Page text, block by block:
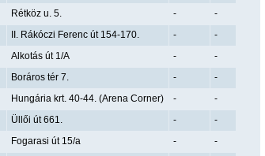
Rétköz u. 5. -
-
II. Rákóczi Ferenc út 154-170. -
-
Alkotás út 1/A -
-
Boráros tér 7. -
-
Hungária krt. 40-44. (Arena Corner) -
-
Üllői út 661. -
-
Fogarasi út 15/a -
-